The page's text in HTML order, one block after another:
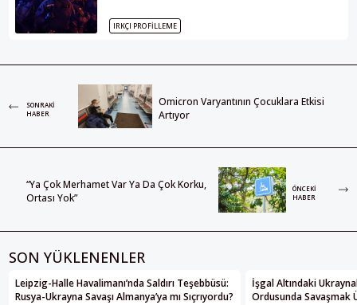
IRKÇI PROFILLEME
SONRAKI
HABER
Omicron Varyantının Çocuklara Etkisi
Artıyor
“Ya Çok Merhamet Var Ya Da Çok Korku,
Ortası Yok”
ÖNCEKI
HABER
SON YÜKLENENLER
Leipzig-Halle Havalimanı’nda Saldırı Teşebbüsü:
Rusya-Ukrayna Savaşı Almanya’ya mı Sıçrıyordu?
İşgal Altındaki
Ordusunda Savaşmak